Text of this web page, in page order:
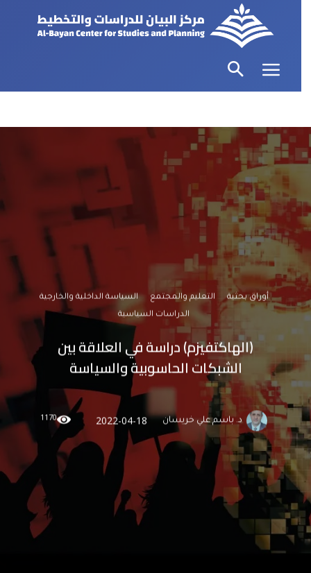
أوراق بحثية التعليم والمجتمع
السياسة الداخلية والخارجية
الدراسات السياسية
(الهاكتفيزم‏) دراسة في العلاقة بين
الشبكات الحاسوبية والسياسة
د. باسم علي خريسان 2022-04-18
1170